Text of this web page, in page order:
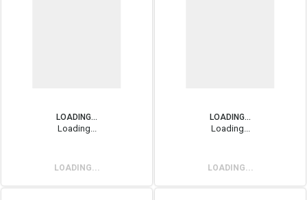
LOADING...
Loading...
LOADING...
LOADING...
Loading...
LOADING...